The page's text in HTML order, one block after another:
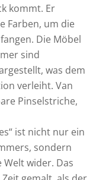
kommt. Er
Farben, um die
Die Möbel
sind
was dem
verleiht. Van
Pinselstriche,
ist nicht nur ein
sondern
wider. Das